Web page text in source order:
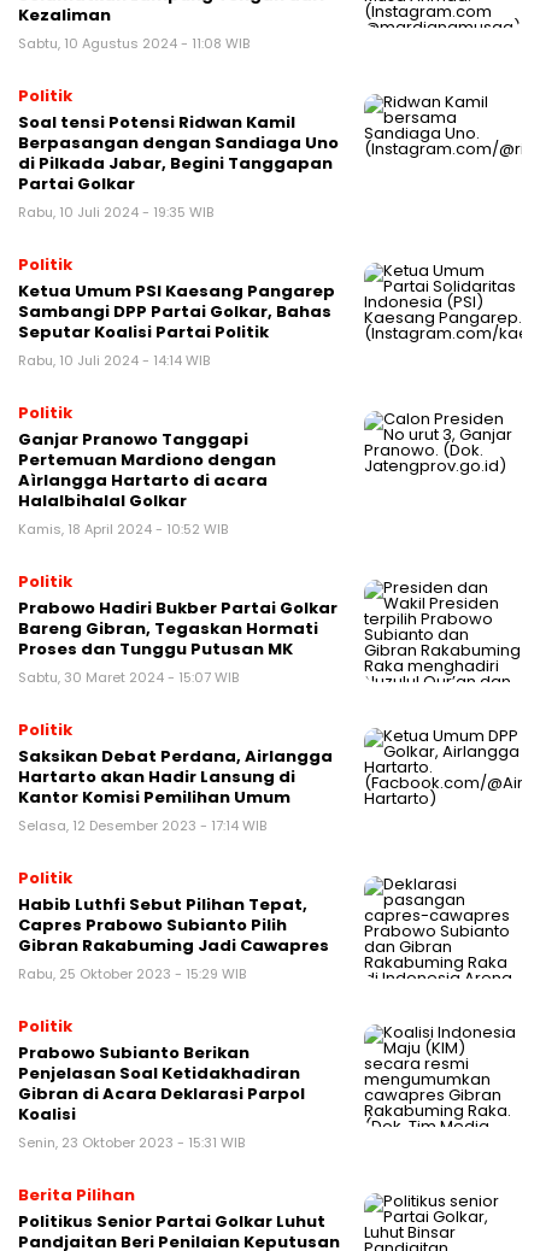
Kezaliman
Sabtu, 10 Agustus 2024 - 11:08 WIB
Politik
Soal tensi Potensi Ridwan Kamil
Berpasangan dengan Sandiaga Uno
di Pilkada Jabar, Begini Tanggapan
Partai Golkar
Rabu, 10 Juli 2024 - 19:35 WIB
Politik
Ketua Umum PSI Kaesang Pangarep
Sambangi DPP Partai Golkar, Bahas
Seputar Koalisi Partai Politik
Rabu, 10 Juli 2024 - 14:14 WIB
Politik
Ganjar Pranowo Tanggapi
Pertemuan Mardiono dengan
Aìrlangga Hartarto di acara
Halalbihalal Golkar
Kamis, 18 April 2024 - 10:52 WIB
Politik
Prabowo Hadiri Bukber Partai Golkar
Bareng Gibran, Tegaskan Hormati
Proses dan Tunggu Putusan MK
Sabtu, 30 Maret 2024 - 15:07 WIB
Politik
Saksikan Debat Perdana, Airlangga
Hartarto akan Hadir Lansung di
Kantor Komisi Pemilihan Umum
Selasa, 12 Desember 2023 - 17:14 WIB
Politik
Habib Luthfi Sebut Pilihan Tepat,
Capres Prabowo Subianto Pilih
Gibran Rakabuming Jadi Cawapres
Rabu, 25 Oktober 2023 - 15:29 WIB
Politik
Prabowo Subianto Berikan
Penjelasan Soal Ketidakhadiran
Gibran di Acara Deklarasi Parpol
Koalisi
Senin, 23 Oktober 2023 - 15:31 WIB
Berita Pilihan
Politikus Senior Partai Golkar Luhut
Pandjaitan Beri Penilaian Keputusan